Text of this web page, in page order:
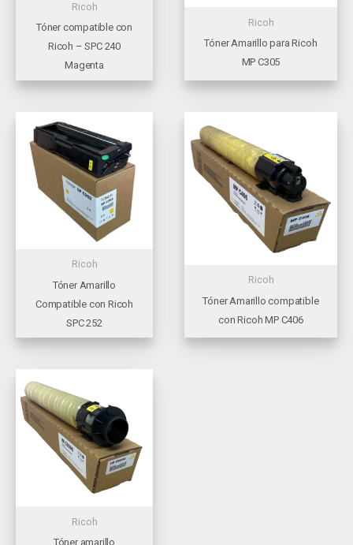
Ricoh
Tóner compatible con
Ricoh – SPC 240
Magenta
Ricoh
Tóner Amarillo para Ricoh
MP C305
Ricoh
Tóner Amarillo
Compatible con Ricoh
SPC 252
Ricoh
Tóner Amarillo compatible
con Ricoh MP C406
Ricoh
Tóner amarillo